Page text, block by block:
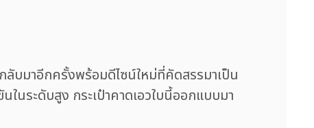
บมาอีกครั้งพร้อมดีไซน์ใหม่ที่คัดสรรมาเป็น
นระดับสูง กระเป๋าคาดเอวใบนี้ออกแบบมา